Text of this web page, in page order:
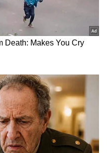
.ಅಲ್ಲಿ ಕಾರಿನ
ನಿರ್ದೇಶಿತ ,